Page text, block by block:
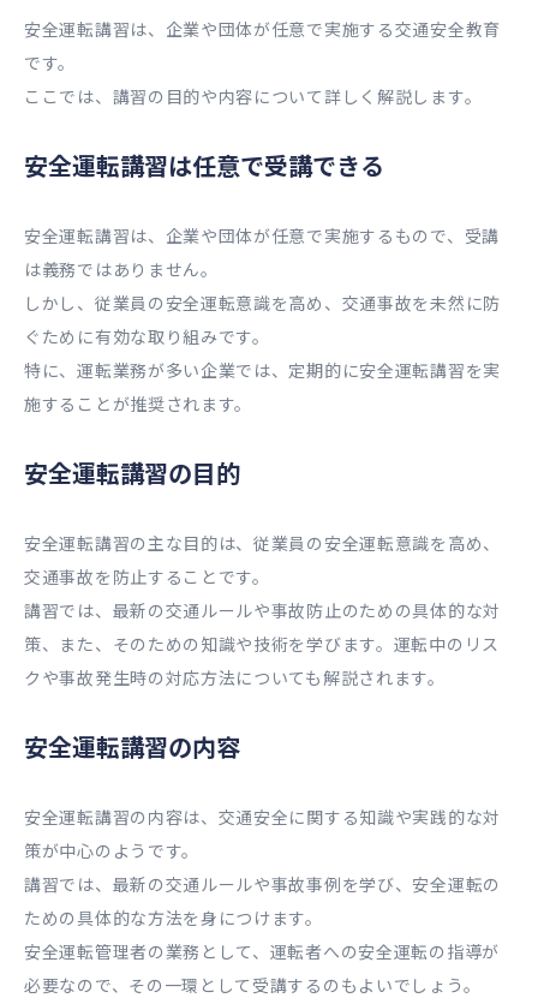
安全運転講習は、企業や団体が任意で実施する交通安全教育
です。
ここでは、講習の目的や内容について詳しく解説します。
安全運転講習は任意で受講できる
安全運転講習は、企業や団体が任意で実施するもので、受講
は義務ではありません。
しかし、従業員の安全運転意識を高め、交通事故を未然に防
ぐために有効な取り組みです。
特に、運転業務が多い企業では、定期的に安全運転講習を実
施することが推奨されます。
安全運転講習の目的
安全運転講習の主な目的は、従業員の安全運転意識を高め、
交通事故を防止することです。
講習では、最新の交通ルールや事故防止のための具体的な対
策、また、そのための知識や技術を学びます。運転中のリス
クや事故発生時の対応方法についても解説されます。
安全運転講習の内容
安全運転講習の内容は、交通安全に関する知識や実践的な対
策が中心のようです。
講習では、最新の交通ルールや事故事例を学び、安全運転の
ための具体的な方法を身につけます。
安全運転管理者の業務として、運転者への安全運転の指導が
必要なので、その一環として受講するのもよいでしょう。